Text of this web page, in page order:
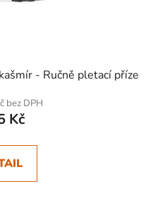
- Ručně pletací příze
bez DPH
Kč